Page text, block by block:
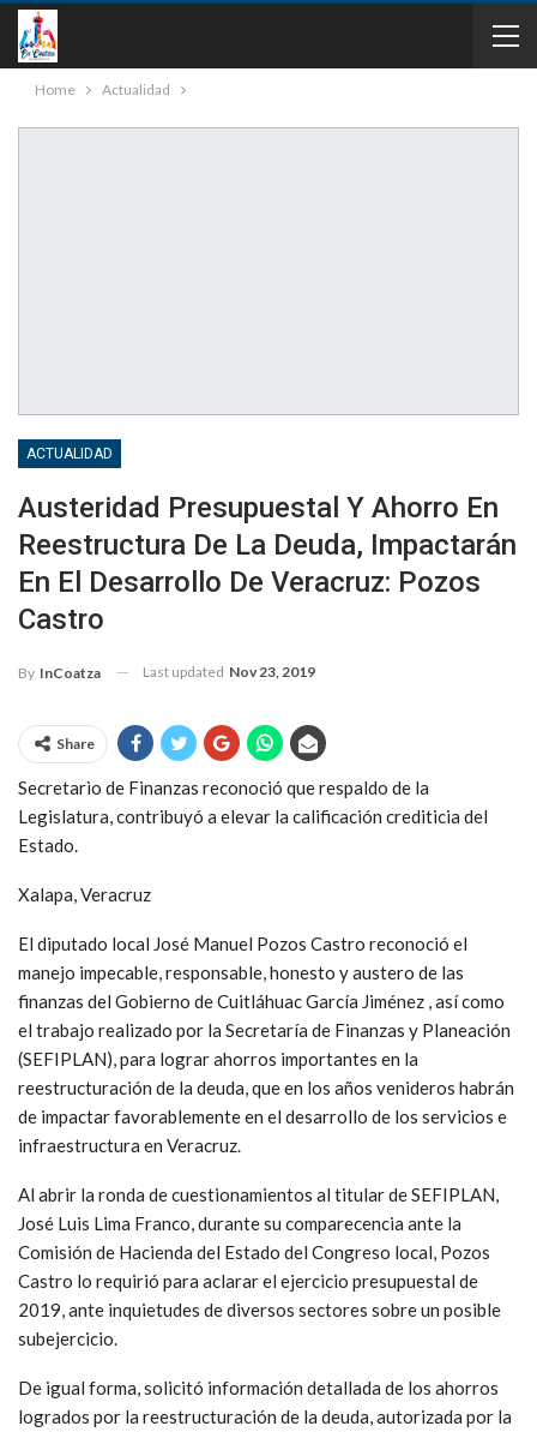
Home Actualidad
ACTUALIDAD
Austeridad Presupuestal Y Ahorro En
Reestructura De La Deuda, Impactarán
En El Desarrollo De Veracruz: Pozos
Castro
By InCoatza Last updated Nov 23, 2019
Share
Secretario de Finanzas reconoció que respaldo de la
Legislatura, contribuyó a elevar la calificación crediticia del
Estado.
Xalapa, Veracruz
El diputado local José Manuel Pozos Castro reconoció el
manejo impecable, responsable, honesto y austero de las
finanzas del Gobierno de Cuitláhuac García Jiménez , así como
el trabajo realizado por la Secretaría de Finanzas y Planeación
(SEFIPLAN), para lograr ahorros importantes en la
reestructuración de la deuda, que en los años venideros habrán
de impactar favorablemente en el desarrollo de los servicios e
infraestructura en Veracruz.
Al abrir la ronda de cuestionamientos al titular de SEFIPLAN,
José Luis Lima Franco, durante su comparecencia ante la
Comisión de Hacienda del Estado del Congreso local, Pozos
Castro lo requirió para aclarar el ejercicio presupuestal de
2019, ante inquietudes de diversos sectores sobre un posible
subejercicio.
De igual forma, solicitó información detallada de los ahorros
logrados por la reestructuración de la deuda, autorizada por la